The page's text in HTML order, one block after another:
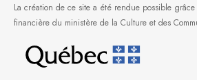
La création de ce site a été rendue possible
financière du ministère de la Culture et des